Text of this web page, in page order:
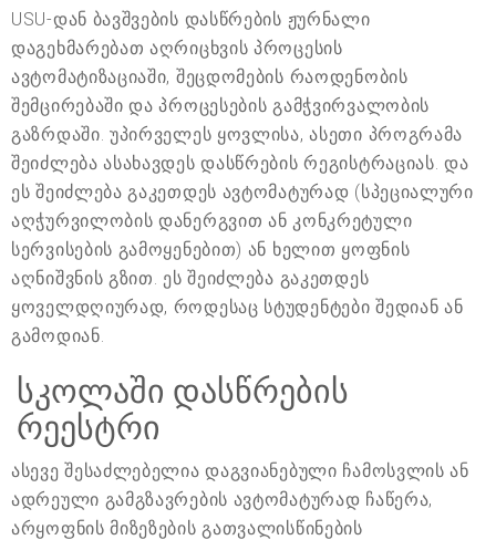
USU-დან ბავშვების დასწრების ჟურნალი
დაგეხმარებათ აღრიცხვის პროცესის
ავტომატიზაციაში, შეცდომების რაოდენობის
შემცირებაში და პროცესების გამჭვირვალობის
გაზრდაში. უპირველეს ყოვლისა, ასეთი პროგრამა
შეიძლება ასახავდეს დასწრების რეგისტრაციას. და
ეს შეიძლება გაკეთდეს ავტომატურად (სპეციალური
აღჭურვილობის დანერგვით ან კონკრეტული
სერვისების გამოყენებით) ან ხელით ყოფნის
აღნიშვნის გზით. ეს შეიძლება გაკეთდეს
ყოველდღიურად, როდესაც სტუდენტები შედიან ან
გამოდიან.
სკოლაში დასწრების
რეესტრი
ასევე შესაძლებელია დაგვიანებული ჩამოსვლის ან
ადრეული გამგზავრების ავტომატურად ჩაწერა,
არყოფნის მიზეზების გათვალისწინების